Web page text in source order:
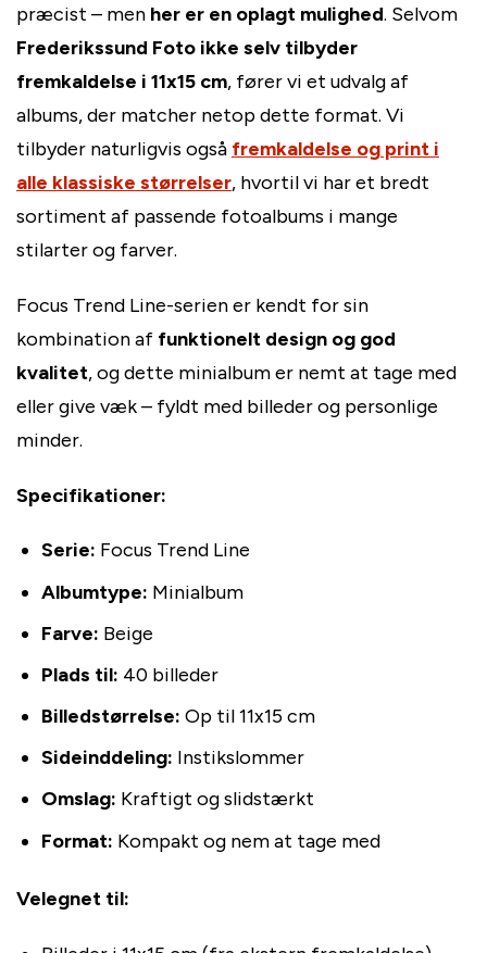
præcist – men her er en oplagt mulighed. Selvom
Frederikssund Foto ikke selv tilbyder
fremkaldelse i 11x15 cm, fører vi et udvalg af
albums, der matcher netop dette format. Vi
tilbyder naturligvis også fremkaldelse og print i
alle klassiske størrelser, hvortil vi har et bredt
sortiment af passende fotoalbums i mange
stilarter og farver.
Focus Trend Line-serien er kendt for sin
kombination af funktionelt design og god
kvalitet, og dette minialbum er nemt at tage med
eller give væk – fyldt med billeder og personlige
minder.
Specifikationer:
Serie: Focus Trend Line
Albumtype: Minialbum
Farve: Beige
Plads til: 40 billeder
Billedstørrelse: Op til 11x15 cm
Sideinddeling: Instikslommer
Omslag: Kraftigt og slidstærkt
Format: Kompakt og nem at tage med
Velegnet til: